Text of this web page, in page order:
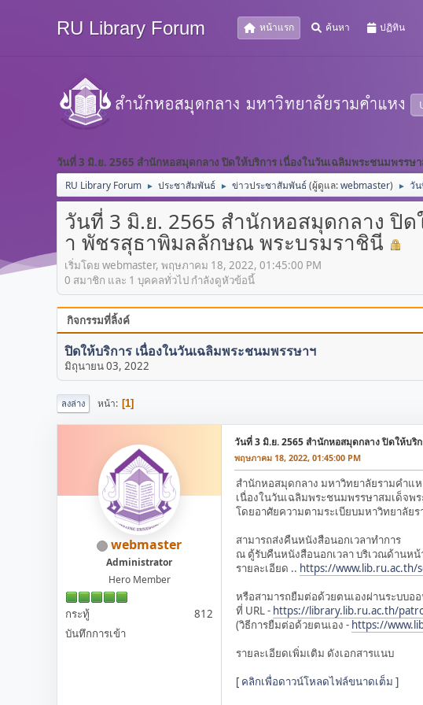
RU Library Forum หน้าแรก ค้นหา ปฏิทิน
วันที่ 3 มิ.ย. 2565 สำนักหอสมุดกลาง ปิดให้บริการ เนื่องในวันเฉลิมพระชนมพรร
RU Library Forum ► ประชาสัมพันธ์ ► ข่าวประชาสัมพันธ์(ผู้ดูแล:webmaster) ► วัน
วันที่ 3 มิ.ย. 2565 สำนักหอสมุดกลาง ปิด
า พัชรสุธาพิมลลักษณ พระบรมราชินี
เริ่มโดย webmaster, พฤษภาคม 18, 2022, 01:45:00 PM
0 สมาชิก และ 1 บุคคลทั่วไป กำลังดูหัวข้อนี้
กิจกรรมที่ลิ้งค์
ปิดให้บริการ เนื่องในวันเฉลิมพระชนมพรรษาฯ
มิถุนายน 03, 2022
ลงล่าง หน้า 1
webmaster
Administrator
Hero Member
กระทู้
812
บันทึกการเข้า
วันที่ 3 มิ.ย. 2565 สำนักหอสมุดกลาง ปิดให้บริ
พฤษภาคม 18, 2022, 01:45:00 PM
สำนักหอสมุดกลาง มหาวิทยาลัยรามคำแ
เนื่องในวันเฉลิมพระชนมพรรษาสมเด็จ
โดยอาศัยความตามระเบียบมหาวิทยาลัย
สามารถส่งคืนหนังสือนอกเวลาทำการ
ณ ตู้รับคืนหนังสือนอกเวลา บริเวณด้านห
รายละเอียด .. https://www.lib.ru.ac.th/
หรือสามารถยืมต่อด้วยตนเองผ่านระบบอ
ที่ URL - https://library.lib.ru.ac.th/
(วิธีการยืมต่อด้วยตนเอง - https://
รายละเอียดเพิ่มเติม ดังเอกสารแนบ
[ คลิกเพื่อดาวน์โหลดไฟล์ขนาดเต็ม ]